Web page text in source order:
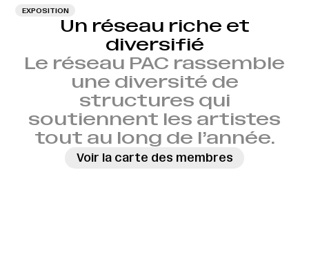
EXPOSITION
Un réseau riche et
diversifié
Le réseau PAC rassemble
une diversité de
structures qui
soutiennent les artistes
tout au long de l’année.
Voir la carte des membres